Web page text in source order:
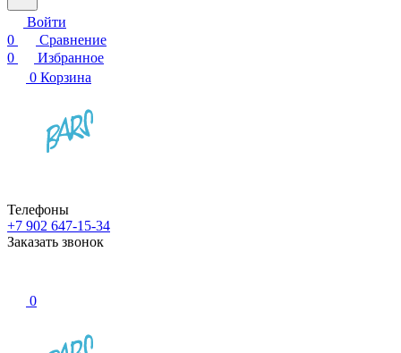
Войти
0
Сравнение
0
Избранное
0 Корзина
Телефоны
+7 902 647-15-34
Заказать звонок
0